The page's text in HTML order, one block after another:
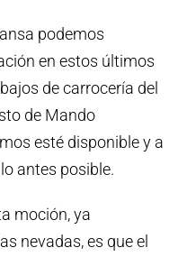
podemos
en estos últimos
de carrocería del
de Mando
esté disponible y a
antes posible.
moción, ya
nevadas, es que el